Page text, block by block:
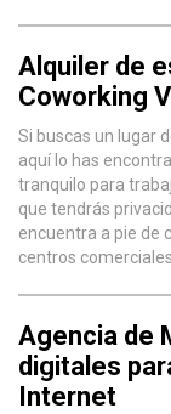
Alquiler de
Coworking
Si buscas un lugar
aquí lo has
tranquilo para
que tendrás
encuentra a pie de
centros
Agencia de
digitales
Internet